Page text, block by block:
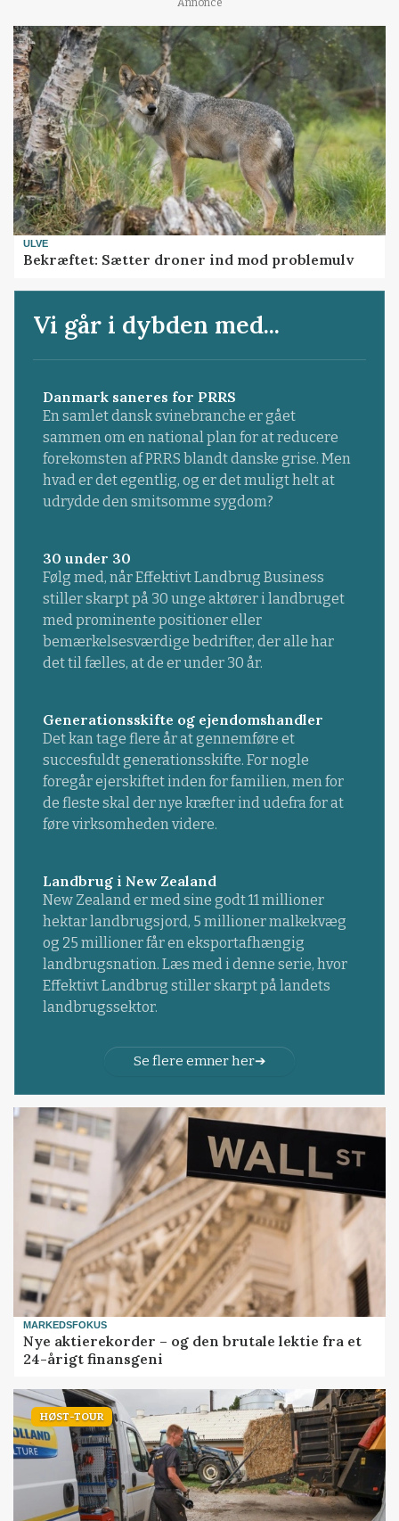
ULVE
Bekræftet: Sætter droner ind mod problemulv
Vi går i dybden med...
Danmark saneres for PRRS
En samlet dansk svinebranche er gået
sammen om en national plan for at reducere
forekomsten af PRRS blandt danske grise. Men
hvad er det egentlig, og er det muligt helt at
udrydde den smitsomme sygdom?
30 under 30
Følg med, når Effektivt Landbrug Business
stiller skarpt på 30 unge aktører i landbruget
med prominente positioner eller
bemærkelsesværdige bedrifter, der alle har
det til fælles, at de er under 30 år.
Generationsskifte og ejendomshandler
Det kan tage flere år at gennemføre et
succesfuldt generationsskifte. For nogle
foregår ejerskiftet inden for familien, men for
de fleste skal der nye kræfter ind udefra for at
føre virksomheden videre.
Landbrug i New Zealand
New Zealand er med sine godt 11 millioner
hektar landbrugsjord, 5 millioner malkekvæg
og 25 millioner får en eksportafhængig
landbrugsnation. Læs med i denne serie, hvor
Effektivt Landbrug stiller skarpt på landets
landbrugssektor.
Se flere emner her
MARKEDSFOKUS
Nye aktierekorder – og den brutale lektie fra et
24-årigt finansgeni
HØST-TOUR